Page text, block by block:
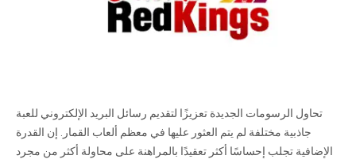
تحاول الرسومات الجديدة تعزيزًا لتقديم رسائل البريد الإلكتروني للعبة
جاذبية مختلفة لم يتم العثور عليها في معظم ألعاب القمار. إن القدرة
الإضافية تجلب إحساسًا أكثر تعقيدًا بالمراهنة على محاولة أكثر من مجرد